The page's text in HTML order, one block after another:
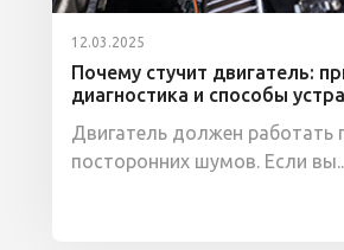
12.03.2025
Почему стучит двигатель:
диагностика и способы
Двигатель должен работать
посторонних шумов. Если